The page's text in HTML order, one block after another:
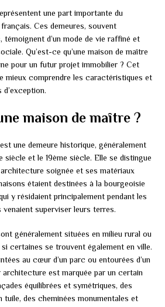
une part importante du
Ces demeures, souvent
témoignent d’un mode de vie raffiné et
Qu’est-ce qu’une maison de maître
pour un futur projet immobilier ? Cet
mieux comprendre les caractéristiques et
maison de maître ?
est une demeure historique, généralement
siècle et le 19ème siècle. Elle se distingue
soignée et ses matériaux
étaient destinées à la bourgeoisie
y résidaient principalement pendant les
venaient superviser leurs terres.
généralement situées en milieu rural ou
certaines se trouvent également en ville.
au cœur d’un parc ou entourées d’un
architecture est marquée par un certain
équilibrées et symétriques, des
tuile, des cheminées monumentales et